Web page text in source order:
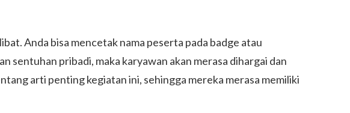
Anda bisa mencetak nama peserta pada badge atau
sentuhan pribadi, maka karyawan akan merasa dihargai dan
arti penting kegiatan ini, sehingga mereka merasa memiliki